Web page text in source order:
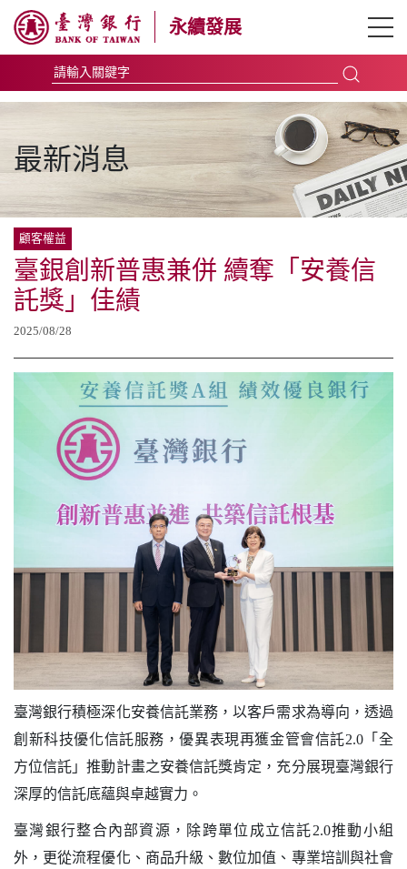
永續發展
永續臺銀
利害關係人
報告書下載
ESG議合
ESG首頁
臺灣銀行首頁
臺銀粉絲團
網站地圖
意見回饋
EN
最新消息
顧客權益
​臺銀創新普惠兼併 續奪「安養信
託獎」佳績
2025/08/28
臺灣銀行積極深化安養信託業務，以客戶需求為導向，透過
創新科技優化信託服務，優異表現再獲金管會信託2.0「全
方位信託」推動計畫之安養信託獎肯定，充分展現臺灣銀行
深厚的信託底蘊與卓越實力。
臺灣銀行整合內部資源，除跨單位成立信託2.0推動小組
外，更從流程優化、商品升級、數位加值、專業培訓與社會